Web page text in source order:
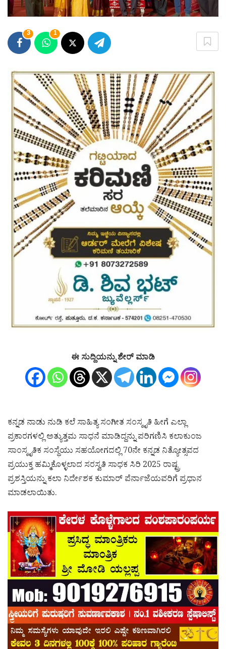
3 1
ಈ ಸುದ್ದಿಯನ್ನು ಶೇರ್ ಮಾಡಿ
ಕನ್ನಡ ನಾಡು ನುಡಿ ಕಲೆ ಸಾಹಿತ್ಯ ಸಂಗೀತ ಸಂಸ್ಕೃತಿ ಹೀಗೆ ಎಲ್ಲಾ
ಪ್ರಕಾರಗಳಲ್ಲಿ ಅತ್ಯುತ್ತಮ ಸಾಧನೆ ಮಾಡಿದ್ದನ್ನು ಪರಿಗಣಿಸಿ ಕಲಾಕುಂಜ
ಸಾಂಸ್ಕೃತಿಕ ಸಂಸ್ಥೆಯು ಸಹಯೋಗದಲ್ಲಿ 70ನೇ ಕನ್ನಡ ನಿತ್ಯೋತ್ಸವದ
ಪ್ರಯುಕ್ತ ಹಮ್ಮಿಕೊಳ್ಳಲಾದ ಸರಸ್ವತಿ ಸಾಧಕ ಸಿರಿ 2025 ರಾಷ್ಟ್ರ
ಪ್ರಶಸ್ತಿಯನ್ನು ಕಲಾ ನಿರ್ದೇಶಕ ಕುಮಾರ್ ಪೆರ್ನಾಜೆಯವರಿಗೆ ಪ್ರಧಾನ
ಮಾಡಲಾಯಿತು.